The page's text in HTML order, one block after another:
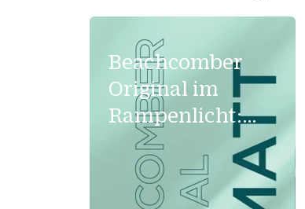
Beachcomber
Original im
Rampenlicht:
Matt Bauer (+
Familie)